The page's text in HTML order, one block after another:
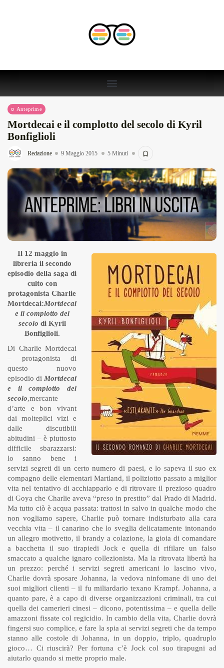
Anteprime
Mortdecai e il complotto del secolo di Kyril
Bonfiglioli
Redazione 9 Maggio 2015 5 Minuti
Il 12 maggio in
libreria il secondo
episodio della saga di
culto con
protagonista Charlie
Mortdecai:Mortdecai
e il complotto del
secolo di Kyril
Bonfiglioli.
Di Charlie Mortdecai
– protagonista di
questo nuovo
episodio di Mortdecai
e il complotto del
secolo,mercante
d’arte e bon vivant
dai molteplici vizi e
dalle discutibili
abitudini – è piuttosto
difficile sbarazzarsi:
lo sanno bene i
servizi segreti di un certo numero di paesi, e lo sapeva il suo ex
compagno delle elementari Martland, il poliziotto passato a miglior
vita nel tentativo di acchiapparlo e di ritrovare il prezioso quadro
di Goya che Charlie aveva “preso in prestito” dal Prado di Madrid.
Ma tutto ciò è acqua passata: trattosi in salvo in qualche modo che
non vogliamo sapere, Charlie può tornare indisturbato alla cara
vecchia vita – il canarino che lo sveglia delicatamente intonando
un allegro motivetto, il brandy a colazione, la gioia di comandare
a bacchetta il suo tirapiedi Jock e quella di rifilare un falso
smaccato a qualche ignaro collezionista. Ma la ritrovata libertà ha
un prezzo: perché i servizi segreti americani lo lascino vivo,
Charlie dovrà sposare Johanna, la vedova ninfomane di uno dei
suoi migliori clienti – il fu miliardario texano Krampf. Johanna, a
quanto pare, è a capo di diverse organizzazioni criminali, tra cui
quella dei camerieri cinesi – dicono, potentissima – e quella delle
amazzoni fissate col regicidio. In cambio della vita, Charlie dovrà
fingersi suo complice, e fare la spia ai servizi segreti che da tempo
stanno alle costole di Johanna, in un doppio, triplo, quadruplo
gioco… Ci riuscirà? Per fortuna c’è Jock col suo tirapugni ad
aiutarlo quando si mette proprio male.